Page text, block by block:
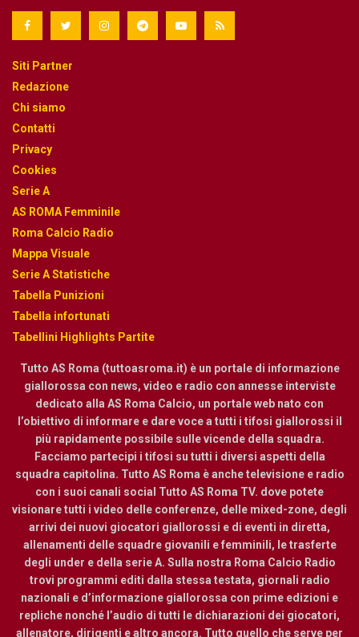
Siti Partner
Redazione
Chi siamo
Contatti
Privacy
Cookies
Serie A
AS ROMA Femminile
Roma Calcio Radio
Mappa Visuale
Serie A Statistiche
Tabella Punizioni
Tabella infortunati
Tabellini Highlights Partite
Tutto AS Roma (tuttoasroma.it) è un portale di informazione
giallorossa con news, video e radio con annesse interviste
dedicato alla AS Roma Calcio, un portale web nato con
l’obiettivo di informare e dare voce a tutti i tifosi giallorossi il
più rapidamente possibile sulle vicende della squadra.
Facciamo partecipi i tifosi su tutti i diversi aspetti della
squadra capitolina. Tutto AS Roma è anche televisione e radio
con i suoi canali social Tutto AS Roma TV. dove potete
visionare tutti i video delle conferenze, delle mixed-zone, degli
arrivi dei nuovi giocatori giallorossi e di eventi in diretta,
allenamenti delle squadre giovanili e femminili, le trasferte
degli under e della serie A. Sulla nostra Roma Calcio Radio
trovi programmi editi dalla stessa testata, giornali radio
nazionali e d’informazione giallorossa con prime edizioni e
repliche nonché l’audio di tutti le dichiarazioni dei giocatori,
allenatore, dirigenti e altro ancora. Tutto quello che serve per